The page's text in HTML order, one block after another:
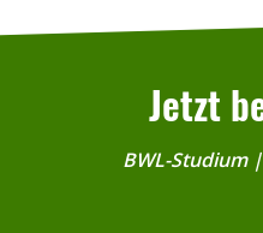
Jetzt
BWL-Studium